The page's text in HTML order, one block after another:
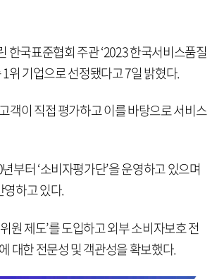
한국표준협회 주관 ‘2023 한국서비스품질
위 기업으로 선정됐다고 7일 밝혔다.
객이 직접 평가하고 이를 바탕으로 서비스
부터 ‘소비자평가단’을 운영하고 있으며
영하고 있다.
원 제도’를 도입하고 외부 소비자보호 전
대한 전문성 및 객관성을 확보했다.